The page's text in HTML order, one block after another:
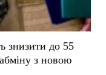
знизити до 55
з новою